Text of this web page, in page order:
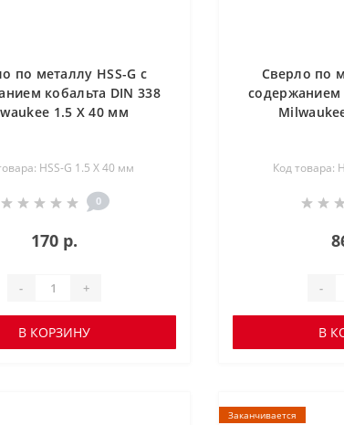
по металлу HSS-G с
кобальта DIN 338
1.5 X 40 мм
HSS-G 1.5 X 40 мм
0
170 р.
- +
В КОРЗИНУ
Сверло по
содержанием
Код товара:
-
В
Заканчивается